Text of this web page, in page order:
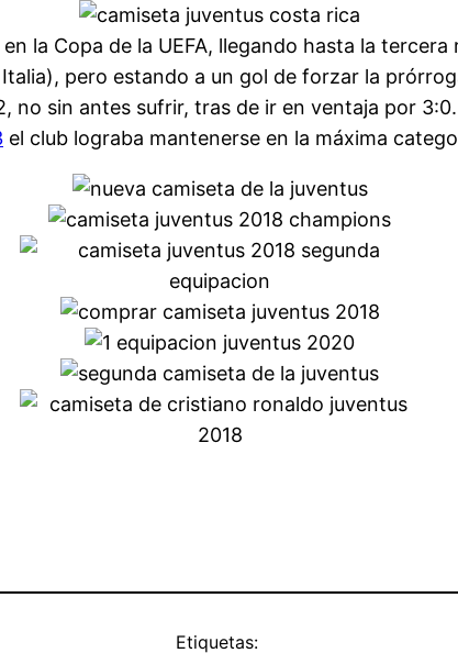
la Copa de la UEFA, llegando hasta la
pero estando a un gol de forzar la
sin antes sufrir, tras de ir en ventaja por
el club lograba mantenerse en la máxima
Etiquetas: